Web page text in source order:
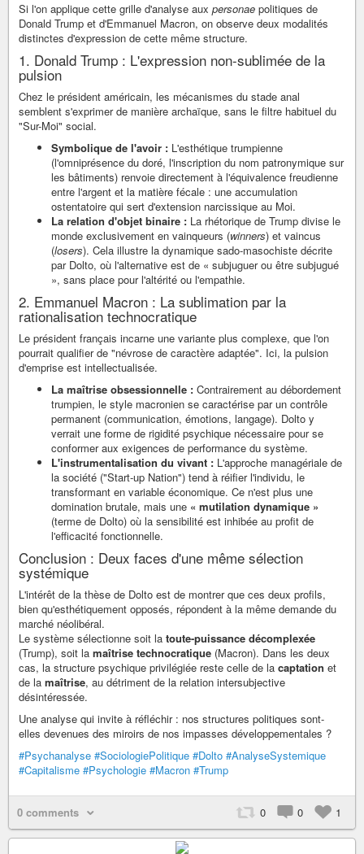
Si l'on applique cette grille d'analyse aux personae politiques de
Donald Trump et d'Emmanuel Macron, on observe deux modalités
distinctes d'expression de cette même structure.
1. Donald Trump : L'expression non-sublimée de la
pulsion
Chez le président américain, les mécanismes du stade anal
semblent s'exprimer de manière archaïque, sans le filtre habituel du
"Sur-Moi" social.
Symbolique de l'avoir : L'esthétique trumpienne
(l'omniprésence du doré, l'inscription du nom patronymique sur
les bâtiments) renvoie directement à l'équivalence freudienne
entre l'argent et la matière fécale : une accumulation
ostentatoire qui sert d'extension narcissique au Moi.
La relation d'objet binaire : La rhétorique de Trump divise le
monde exclusivement en vainqueurs (winners) et vaincus
(losers). Cela illustre la dynamique sado-masochiste décrite
par Dolto, où l'alternative est de « subjuguer ou être subjugué
», sans place pour l'altérité ou l'empathie.
2. Emmanuel Macron : La sublimation par la
rationalisation technocratique
Le président français incarne une variante plus complexe, que l'on
pourrait qualifier de "névrose de caractère adaptée". Ici, la pulsion
d'emprise est intellectualisée.
La maîtrise obsessionnelle : Contrairement au débordement
trumpien, le style macronien se caractérise par un contrôle
permanent (communication, émotions, langage). Dolto y
verrait une forme de rigidité psychique nécessaire pour se
conformer aux exigences de performance du système.
L'instrumentalisation du vivant : L'approche managériale de
la société ("Start-up Nation") tend à réifier l'individu, le
transformant en variable économique. Ce n'est plus une
domination brutale, mais une « mutilation dynamique »
(terme de Dolto) où la sensibilité est inhibée au profit de
l'efficacité fonctionnelle.
Conclusion : Deux faces d'une même sélection
systémique
L'intérêt de la thèse de Dolto est de montrer que ces deux profils,
bien qu'esthétiquement opposés, répondent à la même demande du
marché néolibéral.
Le système sélectionne soit la toute-puissance décomplexée
(Trump), soit la maîtrise technocratique (Macron). Dans les deux
cas, la structure psychique privilégiée reste celle de la captation et
de la maîtrise, au détriment de la relation intersubjective
désintéressée.
Une analyse qui invite à réfléchir : nos structures politiques sont-
elles devenues des miroirs de nos impasses développementales ?
#Psychanalyse #SociologiePolitique #Dolto #AnalyseSystemique
#Capitalisme #Psychologie #Macron #Trump
0 comments 0 0 1